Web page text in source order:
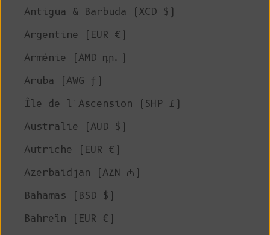
Antigua & Barbuda (XCD $)
Argentine (EUR €)
Arménie (AMD դր.)
Aruba (AWG ƒ)
Île de l'Ascension (SHP £)
Australie (AUD $)
Autriche (EUR €)
Azerbaïdjan (AZN ₼)
Bahamas (BSD $)
Bahreïn (EUR €)